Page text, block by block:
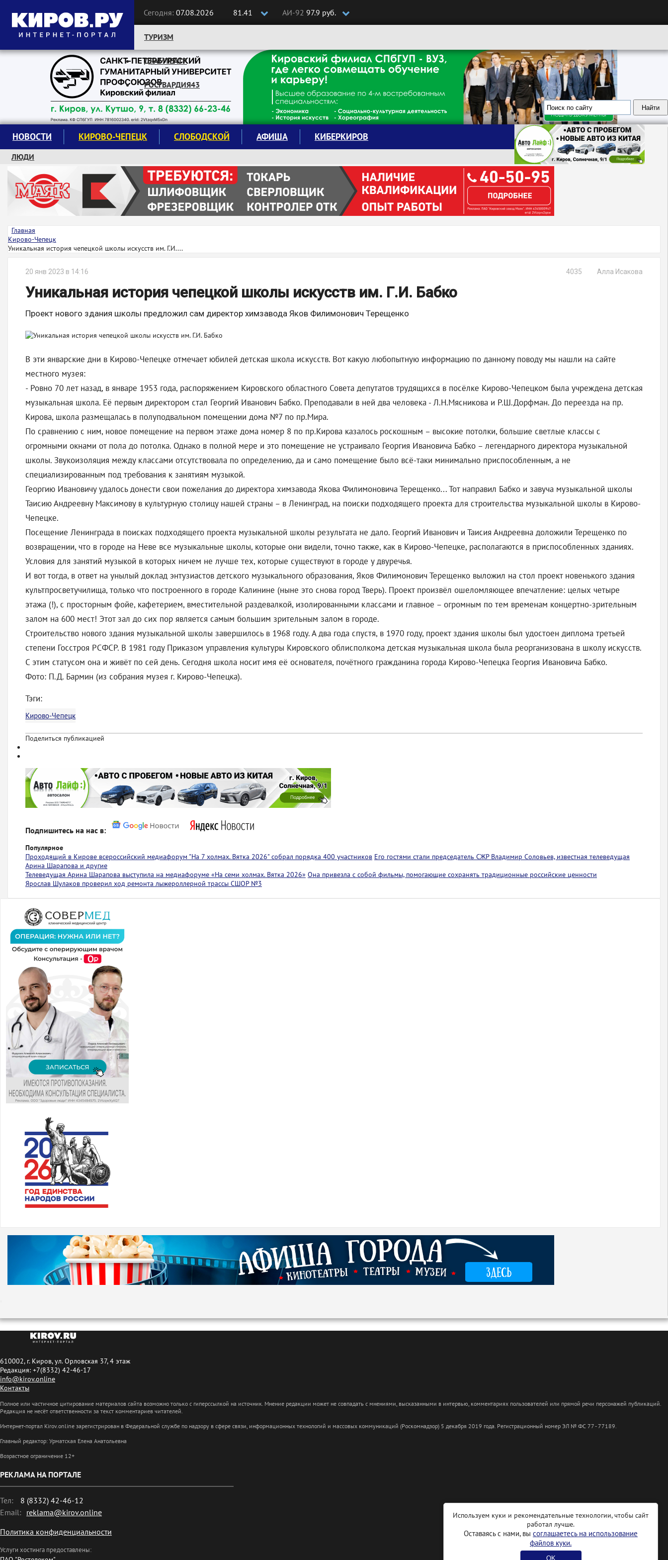
Сегодня: 07.08.2026 81.41 АИ-92 97.9 руб.
Следите за новостями:
ТУРИЗМ
ДРАМТЕАТР
РОСГВАРДИЯ43
НОВОСТИ КИРОВО-ЧЕПЕЦК СЛОБОДСКОЙ АФИША КИБЕРКИРОВ
ЛЮДИ
КРУЖКИ И СЕКЦИИ
ЗАВОДУ "МАЯК" 85 ЛЕТ
ЭКОЛОГИЯ
Главная
Кирово-Чепецк
Уникальная история чепецкой школы искусств им. Г.И....
20 янв 2023 в 14:16 Алла Исакова
4035
Уникальная история чепецкой школы искусств им. Г.И. Бабко
Проект нового здания школы предложил сам директор химзавода Яков Филимонович Терещенко
В эти январские дни в Кирово-Чепецке отмечает юбилей детская школа искусств. Вот какую любопытную информацию по данному поводу мы нашли на сайте
местного музея:
- Ровно 70 лет назад, в январе 1953 года, распоряжением Кировского областного Совета депутатов трудящихся в посёлке Кирово-Чепецком была учреждена детская
музыкальная школа. Её первым директором стал Георгий Иванович Бабко. Преподавали в ней два человека - Л.Н.Мясникова и Р.Ш.Дорфман. До переезда на пр.
Кирова, школа размещалась в полуподвальном помещении дома №7 по пр.Мира.
По сравнению с ним, новое помещение на первом этаже дома номер 8 по пр.Кирова казалось роскошным – высокие потолки, большие светлые классы с
огромными окнами от пола до потолка. Однако в полной мере и это помещение не устраивало Георгия Ивановича Бабко – легендарного директора музыкальной
школы. Звукоизоляция между классами отсутствовала по определению, да и само помещение было всё-таки минимально приспособленным, а не
специализированным под требования к занятиям музыкой.
Георгию Ивановичу удалось донести свои пожелания до директора химзавода Якова Филимоновича Терещенко... Тот направил Бабко и завуча музыкальной школы
Таисию Андреевну Максимову в культурную столицу нашей страны – в Ленинград, на поиски подходящего проекта для строительства музыкальной школы в Кирово-
Чепецке.
Посещение Ленинграда в поисках подходящего проекта музыкальной школы результата не дало. Георгий Иванович и Таисия Андреевна доложили Терещенко по
возвращении, что в городе на Неве все музыкальные школы, которые они видели, точно также, как в Кирово-Чепецке, располагаются в приспособленных зданиях.
Условия для занятий музыкой в которых ничем не лучше тех, которые существуют в городе у двуречья.
И вот тогда, в ответ на унылый доклад энтузиастов детского музыкального образования, Яков Филимонович Терещенко выложил на стол проект новенького здания
культпросветучилища, только что построенного в городе Калинине (ныне это снова город Тверь). Проект произвёл ошеломляющее впечатление: целых четыре
этажа (!), с просторным фойе, кафетерием, вместительной раздевалкой, изолированными классами и главное – огромным по тем временам концертно-зрительным
залом на 600 мест! Этот зал до сих пор является самым большим зрительным залом в городе.
Строительство нового здания музыкальной школы завершилось в 1968 году. А два года спустя, в 1970 году, проект здания школы был удостоен диплома третьей
степени Госстроя РСФСР. В 1981 году Приказом управления культуры Кировского облисполкома детская музыкальная школа была реорганизована в школу искусств.
С этим статусом она и живёт по сей день. Сегодня школа носит имя её основателя, почётного гражданина города Кирово-Чепецка Георгия Ивановича Бабко.
Фото: П.Д. Бармин (из собрания музея г. Кирово-Чепецка).
Тэги:
Кирово-Чепецк
Поделиться публикацией
Подпишитесь на нас в:
Популярное
Проходящий в Кирове всероссийский медиафорум "На 7 холмах. Вятка 2026" собрал порядка 400 участников Его гостями стали председатель СЖР Владимир Соловьев, известная телеведущая
Арина Шарапова и другие
Телеведущая Арина Шарапова выступила на медиафоруме «На семи холмах. Вятка 2026» Она привезла с собой фильмы, помогающие сохранять традиционные российские ценности
Ярослав Шулаков проверил ход ремонта лыжероллерной трассы СШОР №3
610002, г. Киров, ул. Орловская 37, 4 этаж
Редакция: +7(8332) 42-46-17
info@kirov.online
Контакты
Полное или частичное цитирование материалов сайта возможно только с гиперссылкой на источник. Мнение редакции может не совпадать с мнениями, высказанными в интервью, комментариях пользователей или прямой речи персонажей публикаций.
Редакция не несёт ответственности за текст комментариев читателей.
Интернет-портал Kirov.online зарегистрирован в Федеральной службе по надзору в сфере связи, информационных технологий и массовых коммуникаций (Роскомнадзор) 5 декабря 2019 года. Регистрационный номер ЭЛ № ФС 77 - 77189.
Главный редактор: Урматская Елена Анатольевна
Возрастное ограничение 12+
РЕКЛАМА НА ПОРТАЛЕ
Тел:
8 (8332) 42-46-12
Email: reklama@kirov.online
Политика конфиденциальности
Услуги хостинга предоставлены:
Используем куки и рекомендательные технологии, чтобы сайт
работал лучше.
Оставаясь с нами, вы соглашаетесь на использование
файлов куки.
OK